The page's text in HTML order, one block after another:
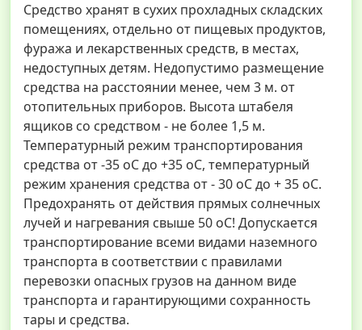
Средство хранят в сухих прохладных складских
помещениях, отдельно от пищевых продуктов,
фуража и лекарственных средств, в местах,
недоступных детям. Недопустимо размещение
средства на расстоянии менее, чем 3 м. от
отопительных приборов. Высота штабеля
ящиков со средством - не более 1,5 м.
Температурный режим транспортирования
средства от -35 оС до +35 оС, температурный
режим хранения средства от - 30 оС до + 35 оС.
Предохранять от действия прямых солнечных
лучей и нагревания свыше 50 оС! Допускается
транспортирование всеми видами наземного
транспорта в соответствии с правилами
перевозки опасных грузов на данном виде
транспорта и гарантирующими сохранность
тары и средства.